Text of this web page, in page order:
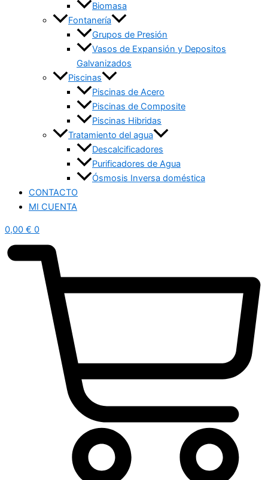
Biomasa
Fontanería
Grupos de Presión
Vasos de Expansión y Depositos
Galvanizados
Piscinas
Piscinas de Acero
Piscinas de Composite
Piscinas Hibridas
Tratamiento del agua
Descalcificadores
Purificadores de Agua
Ósmosis Inversa doméstica
CONTACTO
MI CUENTA
0,00 € 0